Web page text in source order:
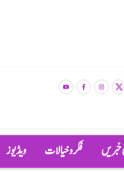
خبریں فکر و خیالات ویڈیوز